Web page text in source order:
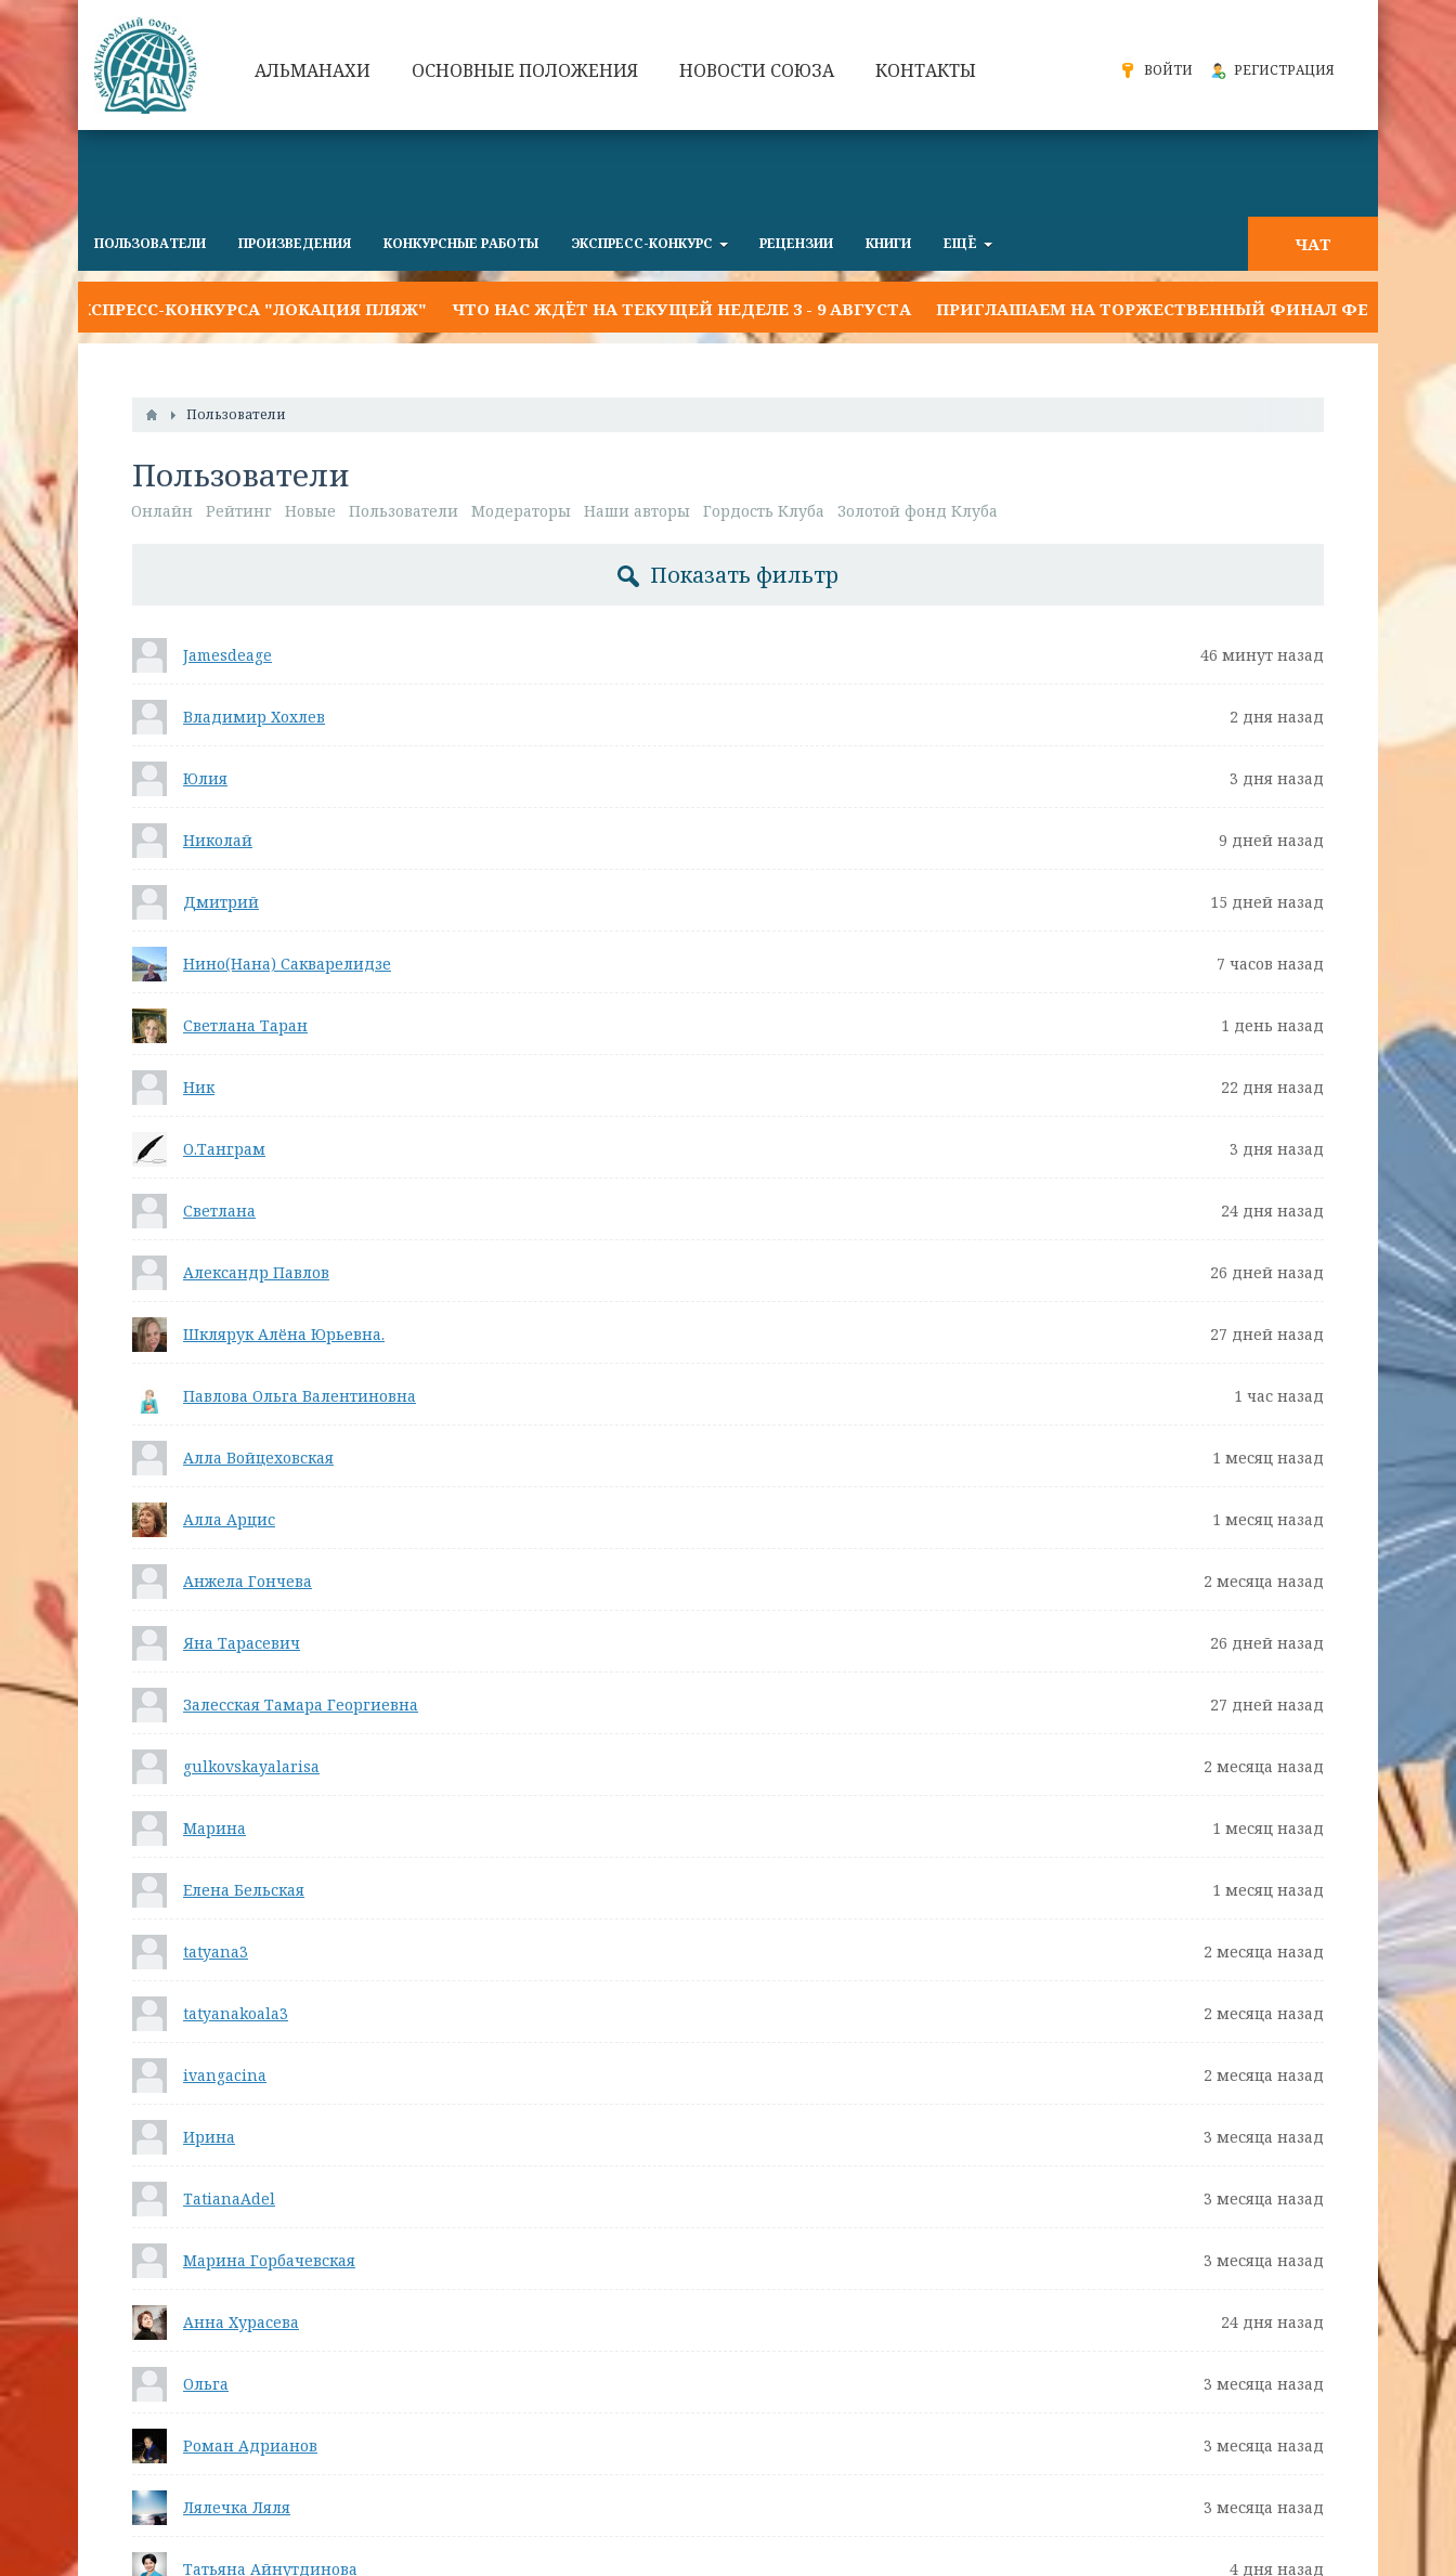
АЛЬМАНАХИ ОСНОВНЫЕ ПОЛОЖЕНИЯ НОВОСТИ СОЮЗА КОНТАКТЫ ВОЙТИ РЕГИСТРАЦИЯ
ПОЛЬЗОВАТЕЛИ ПРОИЗВЕДЕНИЯ КОНКУРСНЫЕ РАБОТЫ ЭКСПРЕСС-КОНКУРС ЧАТ
РЕЦЕНЗИИ КНИГИ ЕЩЁ
КОНКУРСА "ЛОКАЦИЯ ПЛЯЖ" ЧТО НАС ЖДЁТ НА ТЕКУЩЕЙ НЕДЕЛЕ 3 - 9 АВГУСТА ПРИГЛАШАЕМ НА ТОРЖЕСТВЕННЫЙ ФИНАЛ ФЕСТИВАЛЯ
Пользователи
Пользователи
Онлайн Рейтинг Новые Пользователи Модераторы Наши авторы Гордость Клуба Золотой фонд Клуба
Показать фильтр
Jamesdeage 46 минут назад
Владимир Хохлев 2 дня назад
Юлия 3 дня назад
Николай 9 дней назад
Дмитрий 15 дней назад
Нино(Нана) Сакварелидзе 7 часов назад
Светлана Таран 1 день назад
Ник 22 дня назад
О.Танграм 3 дня назад
Светлана 24 дня назад
Александр Павлов 26 дней назад
Шклярук Алёна Юрьевна. 27 дней назад
Павлова Ольга Валентиновна 1 час назад
Алла Войцеховская 1 месяц назад
Алла Арцис 1 месяц назад
Анжела Гончева 2 месяца назад
Яна Тарасевич 26 дней назад
Залесская Тамара Георгиевна 27 дней назад
gulkovskayalarisa 2 месяца назад
Марина 1 месяц назад
Елена Бельская 1 месяц назад
tatyana3 2 месяца назад
tatyanakoala3 2 месяца назад
ivangacina 2 месяца назад
Ирина 3 месяца назад
TatianaAdel 3 месяца назад
Марина Горбачевская 3 месяца назад
Анна Хурасева 24 дня назад
Ольга 3 месяца назад
Роман Адрианов 3 месяца назад
Лялечка Ляля 3 месяца назад
Татьяна Айнутдинова 4 дня назад